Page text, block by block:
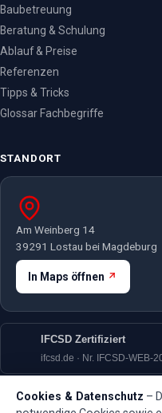
Baubetreuung
Beratung & Schulung
Ablauf & Preise
Referenzen
Tipps & Tricks
Glossar Fachbegriffe
STANDORT
Am Weinberg 14
39291 Lostau bei Magdeburg
In Maps öffnen
IFCSD Zertifiziert
ifcsd.de · Nr. IFCSD-WEB-
Cookies & Datenschutz –